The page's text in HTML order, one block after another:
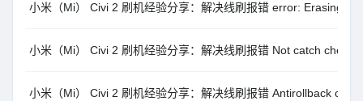
小米（Mi） Civi 2 刷机经验分享：解决线刷报错 error: Erasing
小米（Mi） Civi 2 刷机经验分享：解决线刷报错 Not catch
小米（Mi） Civi 2 刷机经验分享：解决线刷报错 Antirollback